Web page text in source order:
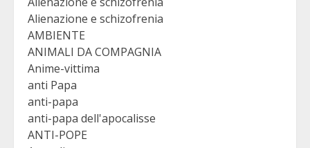
Alienazione e schizofrenia
AMBIENTE
ANIMALI DA COMPAGNIA
Anime-vittima
anti Papa
anti-papa
anti-papa dell'apocalisse
ANTI-POPE